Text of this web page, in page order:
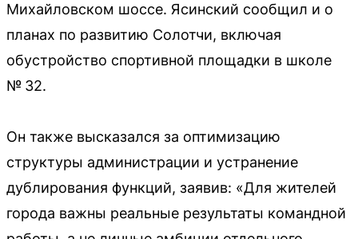
Михайловском шоссе. Ясинский сообщил и о
планах по развитию Солотчи, включая
обустройство спортивной площадки в школе
№ 32.
Он также высказался за оптимизацию
структуры администрации и устранение
дублирования функций, заявив: «Для жителей
города важны реальные результаты командной